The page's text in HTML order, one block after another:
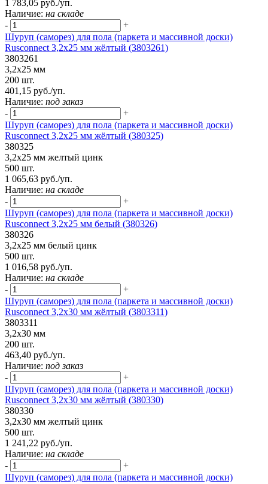
1 783,05 руб./уп.
Наличие: на складе
-
+
Шуруп (саморез) для пола (паркета и массивной доски)
Rusconnect 3,2х25 мм жёлтый (3803261)
3803261
3,2х25 мм
200 шт.
401,15 руб./уп.
Наличие: под заказ
-
+
Шуруп (саморез) для пола (паркета и массивной доски)
Rusconnect 3,2х25 мм жёлтый (380325)
380325
3,2х25 мм желтый цинк
500 шт.
1 065,63 руб./уп.
Наличие: на складе
-
+
Шуруп (саморез) для пола (паркета и массивной доски)
Rusconnect 3,2х25 мм белый (380326)
380326
3,2х25 мм белый цинк
500 шт.
1 016,58 руб./уп.
Наличие: на складе
-
+
Шуруп (саморез) для пола (паркета и массивной доски)
Rusconnect 3,2х30 мм жёлтый (3803311)
3803311
3,2х30 мм
200 шт.
463,40 руб./уп.
Наличие: под заказ
-
+
Шуруп (саморез) для пола (паркета и массивной доски)
Rusconnect 3,2х30 мм жёлтый (380330)
380330
3,2х30 мм желтый цинк
500 шт.
1 241,22 руб./уп.
Наличие: на складе
-
+
Шуруп (саморез) для пола (паркета и массивной доски)